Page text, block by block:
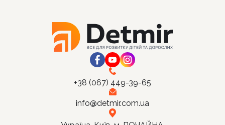
+38 (067) 449-39-65
info@detmir.com.ua